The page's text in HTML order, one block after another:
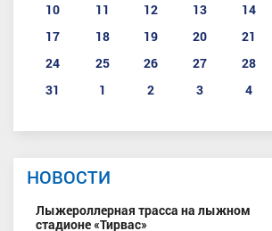
10
11 12 13 14
17
18 19 20 21
24
25 26 27 28
31
1 2 3 4
НОВОСТИ
Лыжероллерная трасса на лыжном
стадионе «Тирвас»